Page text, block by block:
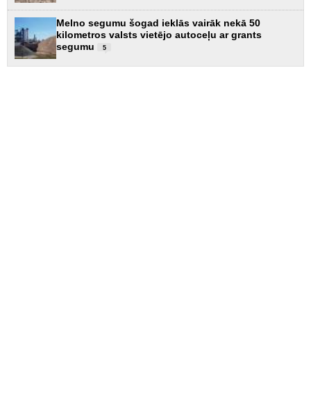
Melno segumu šogad ieklās vairāk nekā 50
kilometros valsts vietējo autoceļu ar grants
segumu
5